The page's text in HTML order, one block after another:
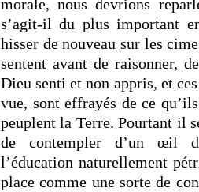
morale, nous devrions
s’agit-il du plus important
hisser de nouveau sur les
sentent avant de raisonner,
Dieu senti et non appris, et
vue, sont effrayés de ce
peuplent la Terre. Pourtant il
de contempler d’un œil
l’éducation naturellement
place comme une sorte de